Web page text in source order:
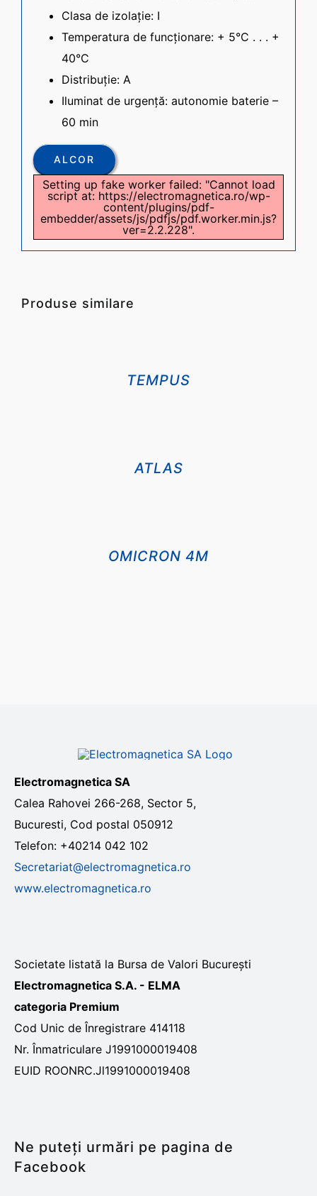
Clasa de izolație: I
Temperatura de funcționare: + 5°C . . . +
40°C
Distribuție: A
Iluminat de urgență: autonomie baterie –
60 min
ALCOR
Setting up fake worker failed: "Cannot load
script at: https://electromagnetica.ro/wp-
content/plugins/pdf-
embedder/assets/js/pdfjs/pdf.worker.min.js?
ver=2.2.228".
Produse similare
TEMPUS
ATLAS
OMICRON 4M
Electromagnetica SA
Calea Rahovei 266-268, Sector 5,
Bucuresti, Cod postal 050912
Telefon: +40214 042 102
Secretariat@electromagnetica.ro
www.electromagnetica.ro
Societate listată la Bursa de Valori București
Electromagnetica S.A. - ELMA
categoria Premium
Cod Unic de Înregistrare 414118
Nr. Înmatriculare J1991000019408
EUID ROONRC.Jl1991000019408
Ne puteți urmări pe pagina de
Facebook